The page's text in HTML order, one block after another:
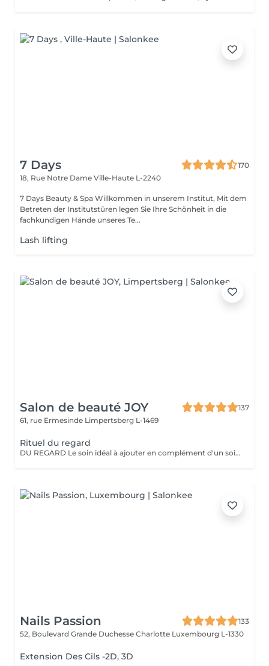
7 Days
170
18, Rue Notre Dame Ville-Haute L-2240
7 Days Beauty & Spa Willkommen in unserem Institut, Mit dem
Betreten der Institutstüren legen Sie Ihre Schönheit in die
fachkundigen Hände unseres Te...
Lash lifting
Salon de beauté JOY
137
61, rue Ermesinde Limpertsberg L-1469
Rituel du regard
DU REGARD Le soin idéal à ajouter en complément d'un soin du visage. Le rituel du regard, qu'il soit pratiqué seul ou en complément d'un soin, offre un effet revitalisant et drainant grâce à des techniques de massage manuelles et au gua sha spécialement adapté à la zone du contour des yeux.
Nails Passion
133
52, Boulevard Grande Duchesse Charlotte Luxembourg L-1330
Extension Des Cils -2D, 3D